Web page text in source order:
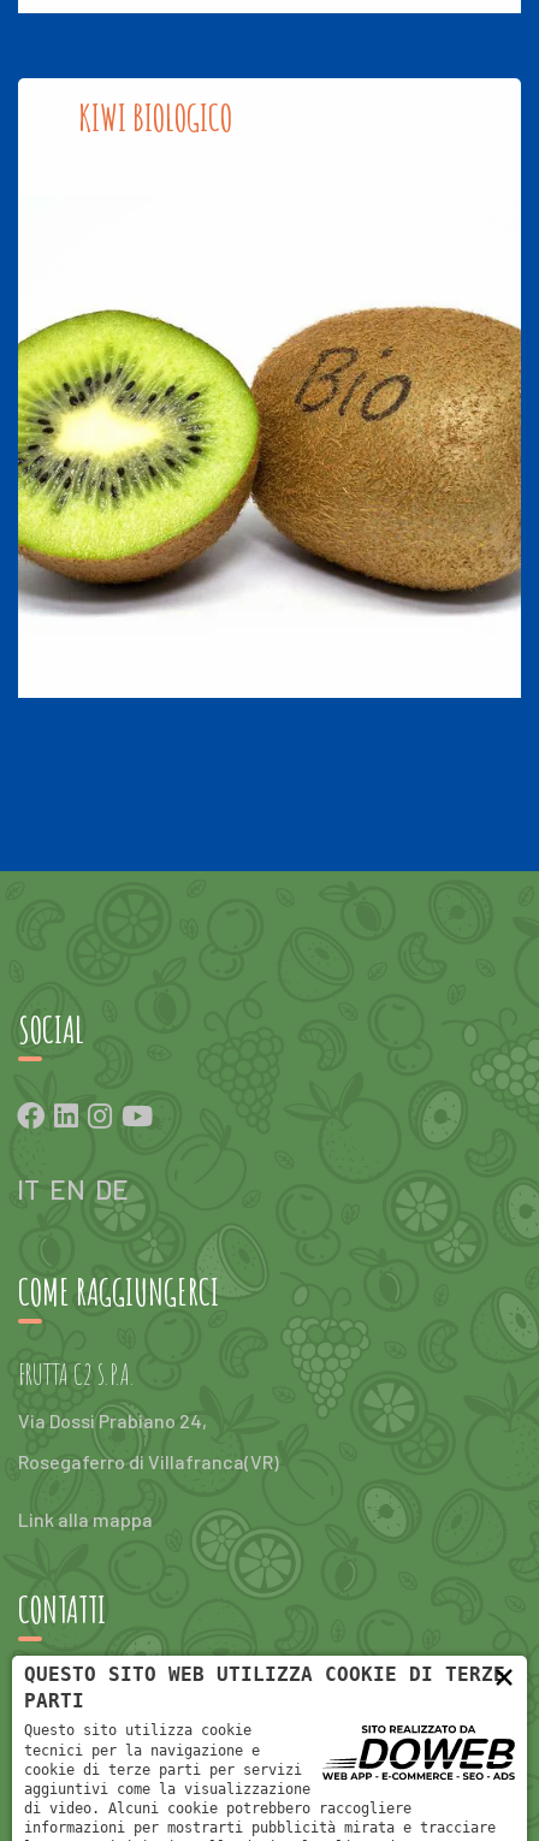
KIWI BIOLOGICO
SOCIAL
IT EN DE
COME RAGGIUNGERCI
FRUTTA C2 S.P.A.
Via Dossi Prabiano 24,
Rosegaferro di Villafranca(VR)
Link alla mappa
CONTATTI
e-Mail:info@fruttac2.com
tel:+390456304047
×
QUESTO SITO WEB UTILIZZA COOKIE DI TERZE
PARTI
Questo sito utilizza cookie
tecnici per la navigazione e
cookie di terze parti per servizi
aggiuntivi come la visualizzazione
di video. Alcuni cookie potrebbero raccogliere
informazioni per mostrarti pubblicità mirata e tracciare